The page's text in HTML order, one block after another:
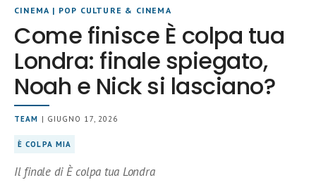
CINEMA | POP CULTURE & CINEMA
Come finisce È colpa tua
Londra: finale spiegato,
Noah e Nick si lasciano?
TEAM | GIUGNO 17, 2026
È COLPA MIA
Il finale di È colpa tua Londra